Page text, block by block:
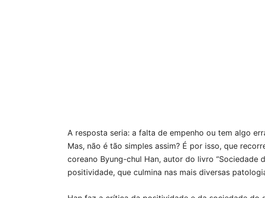
A resposta seria: a falta de empenho ou tem algo
Mas, não é tão simples assim? É por isso, que
coreano Byung-chul Han, autor do livro “Sociedade
positividade, que culmina nas mais diversas